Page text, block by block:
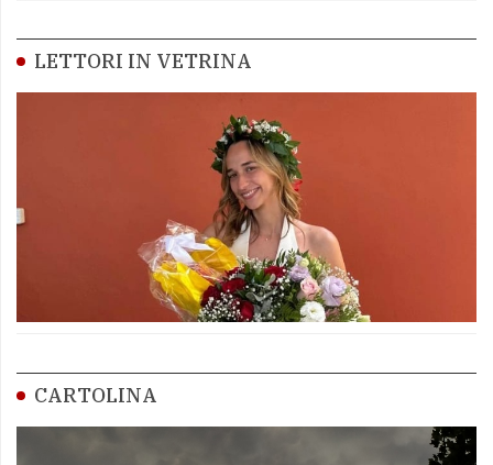
LETTORI IN VETRINA
CARTOLINA